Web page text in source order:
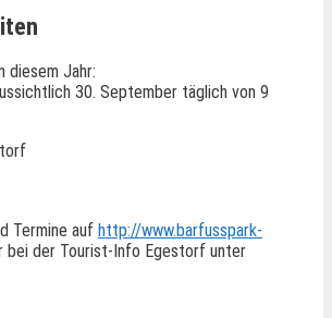
diesem Jahr:
30. September täglich von 9
Termine auf http://www.barfusspark-
bei der Tourist-Info Egestorf unter